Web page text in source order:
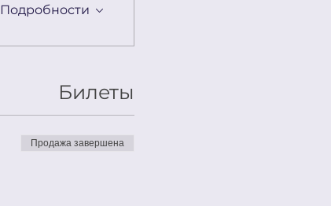
Подробности
Билеты
Продажа завершена